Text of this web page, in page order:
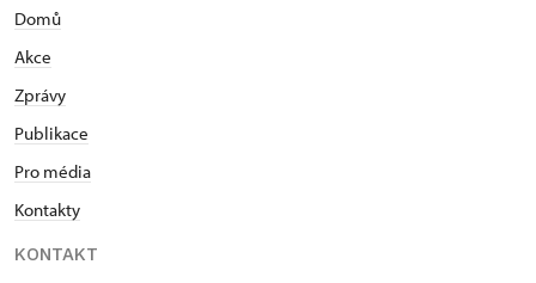
Domů
Akce
Zprávy
Publikace
Pro média
Kontakty
KONTAKT